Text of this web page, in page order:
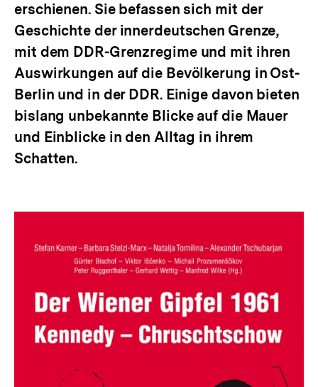
erschienen. Sie befassen sich mit der
Geschichte der innerdeutschen Grenze,
mit dem DDR-Grenzregime und mit ihren
Auswirkungen auf die Bevölkerung in Ost-
Berlin und in der DDR. Einige davon bieten
bislang unbekannte Blicke auf die Mauer
und Einblicke in den Alltag in ihrem
Schatten.